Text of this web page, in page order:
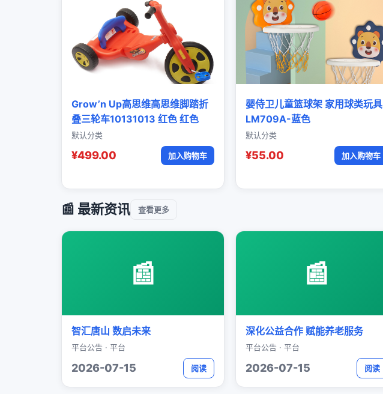
Grow’n Up高思维高思维脚踏折
叠三轮车10131013 红色 红色
默认分类
¥499.00 加入购物车
婴侍卫儿童篮球架 家用球类玩具
LM709A-蓝色
默认分类
¥55.00 加入购物车
📰 最新资讯 查看更多
📰
智汇唐山 数启未来
平台公告 · 平台
2026-07-15 阅读
📰
深化公益合作 赋能养老服务
平台公告 · 平台
2026-07-15 阅读